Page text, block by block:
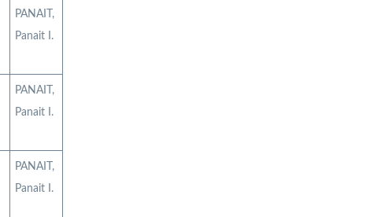
PANAIT,
Panait I.
PANAIT,
Panait I.
PANAIT,
Panait I.